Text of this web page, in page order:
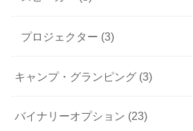
プロジェクター (3)
キャンプ・グランピング (3)
バイナリーオプション (23)